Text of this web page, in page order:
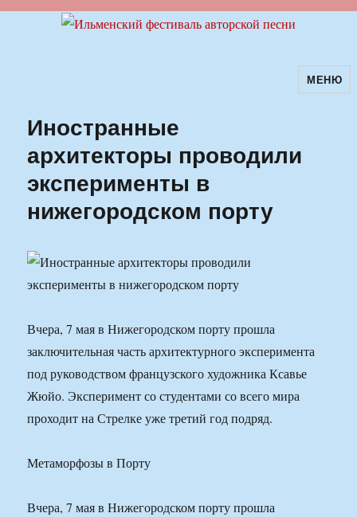
Ильменский фестиваль авторскойМЕНЮ
Иностранные
архитекторы проводили
эксперименты в
нижегородском порту
Вчера, 7 мая в Нижегородском порту прошла
заключительная часть архитектурного эксперимента
под руководством французского художника Ксавье
Жюйо. Эксперимент со студентами со всего мира
проходит на Стрелке уже третий год подряд.
Метаморфозы в Порту
Вчера, 7 мая в Нижегородском порту прошла